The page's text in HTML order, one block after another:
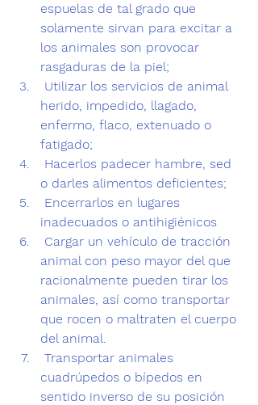
espuelas de tal grado que
solamente sirvan para excitar a
los animales son provocar
rasgaduras de la piel;
herido, impedido, llagado,
enfermo, flaco, extenuado o
fatigado;
o darles alimentos deficientes;
inadecuados o antihigiénicos
animal con peso mayor del que
racionalmente pueden tirar los
animales, así como transportar
que rocen o maltraten el cuerpo
del animal.
cuadrúpedos o bípedos en
sentido inverso de su posición